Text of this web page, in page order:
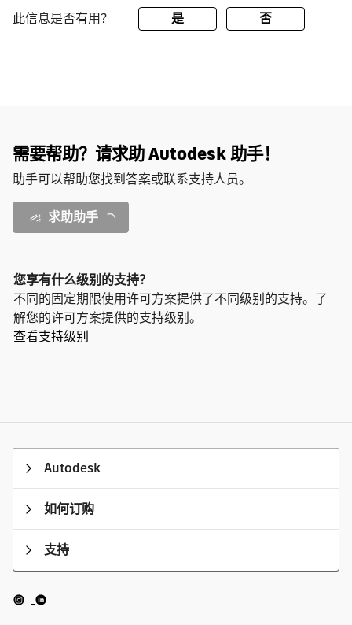
此信息是否有用？ 是 否
需要帮助？请求助 Autodesk 助手！
助手可以帮助您找到答案或联系支持人员。
求助助手
您享有什么级别的支持？
不同的固定期限使用许可方案提供了不同级别的支持。了
解您的许可方案提供的支持级别。
查看支持级别
Autodesk
如何订购
支持